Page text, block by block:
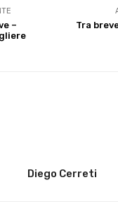
–
Tra
Diego Cerreti